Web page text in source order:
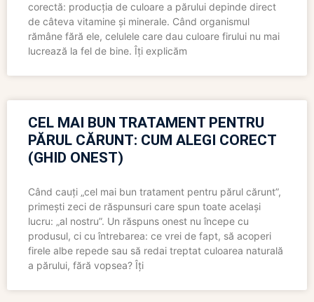
corectă: producția de culoare a părului depinde direct
de câteva vitamine și minerale. Când organismul
rămâne fără ele, celulele care dau culoare firului nu mai
lucrează la fel de bine. Îți explicăm
CEL MAI BUN TRATAMENT PENTRU
PĂRUL CĂRUNT: CUM ALEGI CORECT
(GHID ONEST)
Când cauți „cel mai bun tratament pentru părul cărunt”,
primești zeci de răspunsuri care spun toate același
lucru: „al nostru”. Un răspuns onest nu începe cu
produsul, ci cu întrebarea: ce vrei de fapt, să acoperi
firele albe repede sau să redai treptat culoarea naturală
a părului, fără vopsea? Îți